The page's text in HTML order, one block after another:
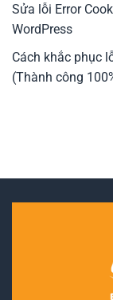
Sửa lỗi Error
WordPress
Cách khắc phục
(Thành công